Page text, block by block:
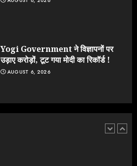
Yogi Government ने विज्ञापनों पर
उड़ाए करोड़ों, टूट गया मोदी का रिकॉर्ड !
AUGUST 6, 2026
JULY 23, 2026
लड़ाई, यूपी चुनाव में भाजपा उठाएगी भारी
नुकसान